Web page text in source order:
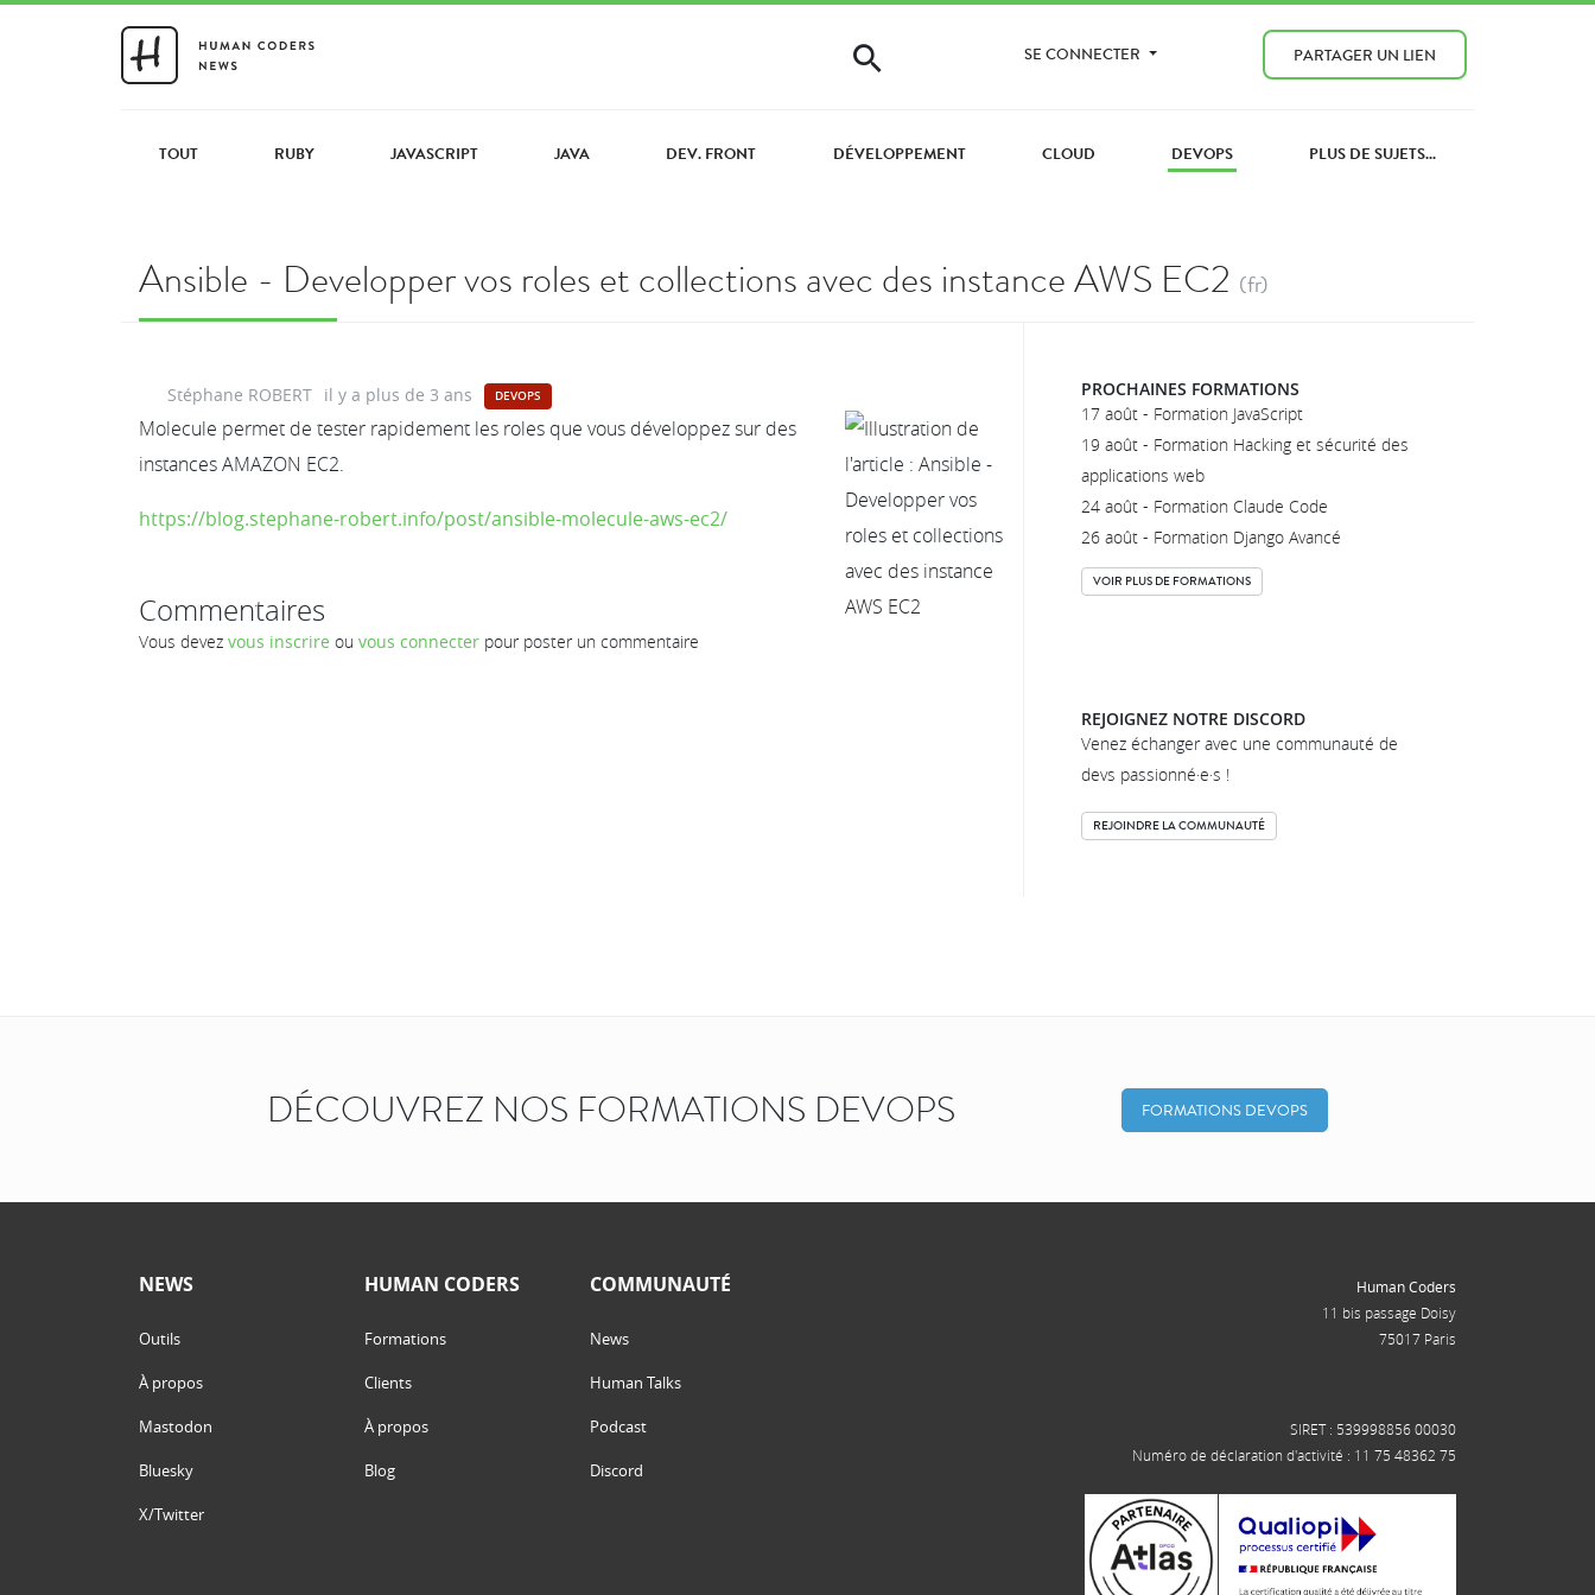
SE CONNECTER PARTAGER UN LIEN
TOUT RUBY JAVASCRIPT JAVA DEV. FRONT DÉVELOPPEMENT CLOUD DEVOPS PLUS DE SUJETS...
Ansible - Developper vos roles et collections avec des instance AWS EC2 (fr)
Stéphane ROBERT il y a plus de 3 ans DEVOPS
Molecule permet de tester rapidement les roles que vous développez sur des
instances AMAZON EC2.
https://blog.stephane-robert.info/post/ansible-molecule-aws-ec2/
Commentaires
Vous devez vous inscrire ou vous connecter pour poster un commentaire
PROCHAINES FORMATIONS
17 août - Formation JavaScript
19 août - Formation Hacking et sécurité des
applications web
24 août - Formation Claude Code
26 août - Formation Django Avancé
VOIR PLUS DE FORMATIONS
REJOIGNEZ NOTRE DISCORD
Venez échanger avec une communauté de
devs passionné·e·s !
REJOINDRE LA COMMUNAUTÉ
DÉCOUVREZ NOS FORMATIONS DEVOPS FORMATIONS DEVOPS
NEWS
Outils
À propos
Mastodon
Bluesky
X/Twitter
HUMAN CODERS
Formations
Clients
À propos
Blog
COMMUNAUTÉ
News
Human Talks
Podcast
Discord
Human Coders
11 bis passage Doisy
75017 Paris
SIRET : 539998856 00030
Numéro de déclaration d'activité : 11 75 48362 75